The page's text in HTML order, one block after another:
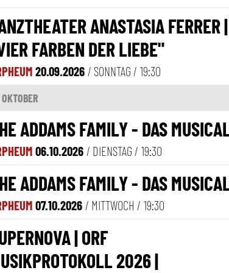
ANASTASIA FERRER |
FARBEN DER LIEBE"
20.09.2026 / SONNTAG / 19:30
OKTOBER
ADDAMS FAMILY - DAS
06.10.2026 / DIENSTAG / 19:30
ADDAMS FAMILY - DAS
07.10.2026 / MITTWOCH / 19:30
| ORF
2026 |